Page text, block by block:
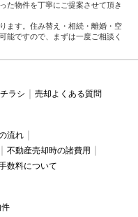
た物件を丁寧にご提案させて頂き
ます。住み替え・相続・離婚・空
能ですので、まずは一度ご相談く
ラシ 売却よくある質問
流れ
不動産売却時の諸費用
数料について